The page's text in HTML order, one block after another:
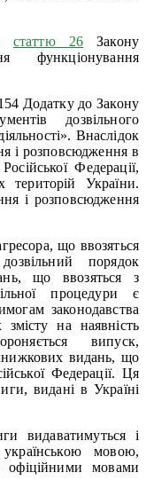
статтю 26 Закону
функціонування
Додатку до Закону
дозвільного
Внаслідок
і розповсюдження в
Федерації,
територій України.
і розповсюдження
що ввозяться
порядок
що ввозяться з
процедури є
законодавства
на наявність
випуск,
видань, що
Федерації. Ця
видані в Україні
видаватимуться і
мовою,
офіційними мовами